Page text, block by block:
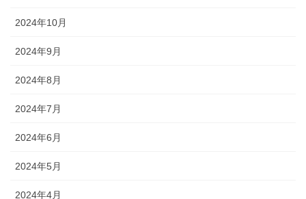
2024年10月
2024年9月
2024年8月
2024年7月
2024年6月
2024年5月
2024年4月